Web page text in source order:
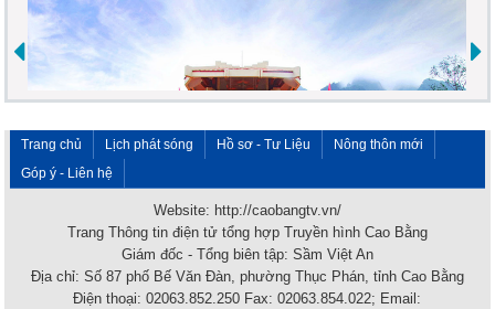
Trang chủ Lịch phát sóng Hồ sơ - Tư Liệu
Nông thôn mới
Góp ý - Liên hệ
Website: http://caobangtv.vn/
Trang Thông tin điện tử tổng hợp Truyền hình Cao Bằng
Giám đốc - Tổng biên tập: Sầm Việt An
Địa chỉ: Số 87 phố Bế Văn Đàn, phường Thục Phán, tỉnh Cao Bằng
Điện thoại: 02063.852.250 Fax: 02063.854.022; Email: